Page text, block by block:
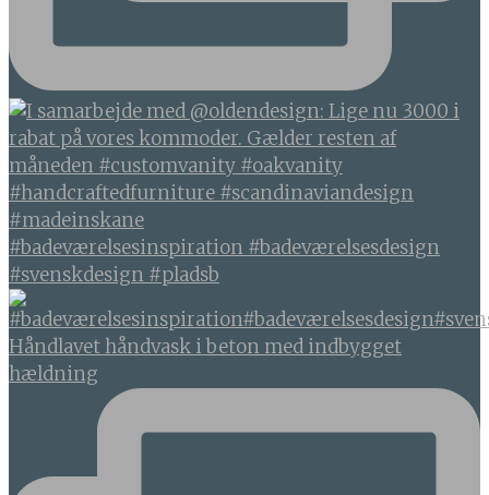
#badeværelsesinspiration #badeværelsesdesign
#svenskdesign #pladsb
Håndlavet håndvask i beton med indbygget
hældning